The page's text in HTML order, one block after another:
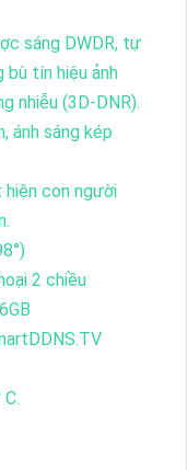
sáng DWDR, tự
bù tín hiệu ảnh
nhiễu (3D-DNR).
ánh sáng kép
hiện con người
2 chiều